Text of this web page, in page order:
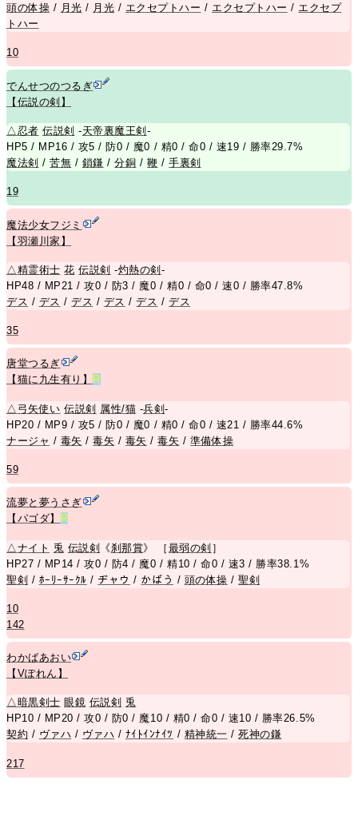
頭の体操 / 月光 / 月光 / エクセプトハー / エクセプトハー / エクセプ
トハー
10
でんせつのつるぎ
【伝説の剣】
△ 忍者 伝説剣 -天帝裏魔王剣 -
HP5 / MP16 / 攻5 / 防0 / 魔0 / 精0 / 命0 / 速19 / 勝率29.7%
魔法剣 /苦無 / 鎖鎌 /分銅 / 鞭 /手裏剣
19
魔法少女フジミ
【羽瀬川家】
△ 精霊術士 花 伝説剣 -灼熱の剣-
HP48 / MP21 / 攻0 / 防3 / 魔0 / 精0 / 命0 / 速0 / 勝率47.8%
デス / デス /デス / デス /デス /デス
35
唐堂つるぎ
【猫に九生有り】
R
△ 弓矢使い 伝説剣 属性/猫 -兵剣-
HP20 / MP9 / 攻5 / 防0 / 魔0 / 精0 / 命0 / 速21 / 勝率44.6%
ナージャ / 毒矢 /毒矢 / 毒矢 /毒矢 /準備体操
59
流夢と夢うさぎ
【パゴダ】
R
△ ナイト 兎 伝説剣 《刹那賞》 ［ 最弱の剣 ］
HP27 / MP14 / 攻0 / 防4 / 魔0 / 精10 / 命0 / 速3 / 勝率38.1%
聖剣 / ﾎｰﾘｰｻｰｸﾙ / ヂャウ / かばう / 頭の体操 /聖剣
10
142
わかばあおい
【Vぽれん】
△暗黒剣士 眼鏡 伝説剣 兎
HP10 / MP20 / 攻0 / 防0 / 魔10 / 精0 / 命0 / 速10 / 勝率26.5%
契約 / ヴァハ / ヴァハ / ﾅｲﾄｲﾝﾅｲﾂ / 精神統一 /死神の鎌
217